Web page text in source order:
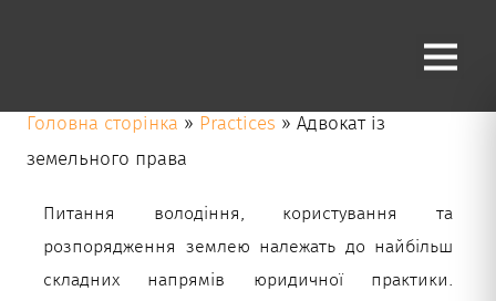
Головна сторінка » Practices » Адвокат із
земельного права
Питання володіння, користування та
розпорядження землею належать до найбільш
складних напрямів юридичної практики.